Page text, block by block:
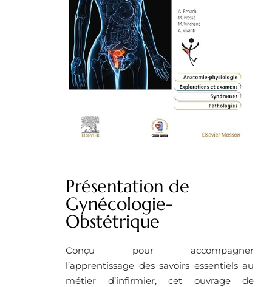
Présentation de
Gynécologie-
Obstétrique
Conçu pour accompagner
l’apprentissage des savoirs essentiels au
métier d’infirmier, cet ouvrage de